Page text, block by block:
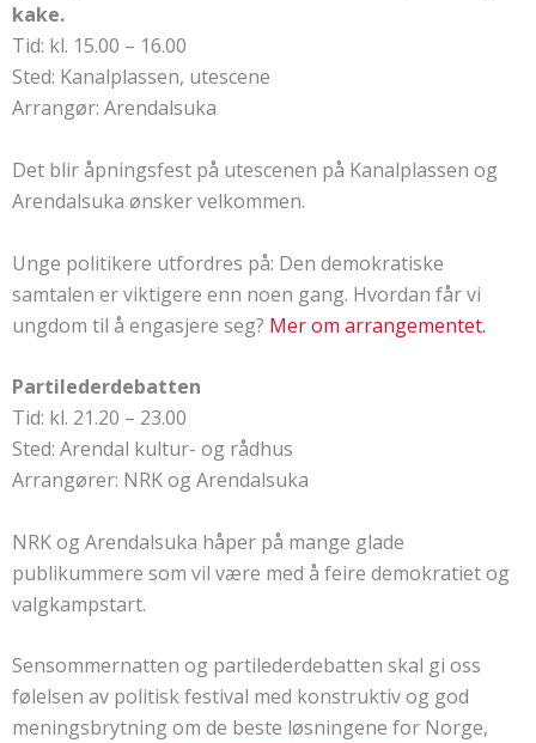
kake.
Tid: kl. 15.00 – 16.00
Sted: Kanalplassen, utescene
Arrangør: Arendalsuka
Det blir åpningsfest på utescenen på Kanalplassen og
Arendalsuka ønsker velkommen.
Unge politikere utfordres på: Den demokratiske
samtalen er viktigere enn noen gang. Hvordan får vi
ungdom til å engasjere seg? Mer om arrangementet.
Partilederdebatten
Tid: kl. 21.20 – 23.00
Sted: Arendal kultur- og rådhus
Arrangører: NRK og Arendalsuka
NRK og Arendalsuka håper på mange glade
publikummere som vil være med å feire demokratiet og
valgkampstart.
Sensommernatten og partilederdebatten skal gi oss
følelsen av politisk festival med konstruktiv og god
meningsbrytning om de beste løsningene for Norge,